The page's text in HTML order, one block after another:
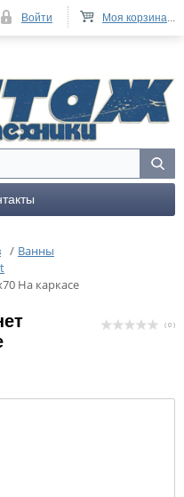
/ Ванны
На каркасе
( 0 )
Моя корзина...
Войти